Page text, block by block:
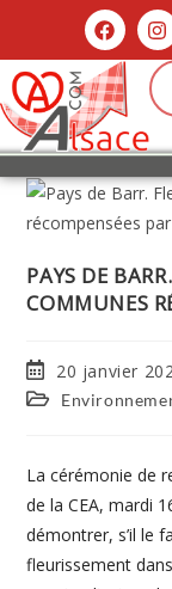
PAYS DE
COMMUNES
20 janvier
La cérémonie de
de la CEA, mardi
démontrer, s’il le
fleurissement